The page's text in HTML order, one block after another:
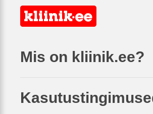
Mis on kliinik.ee?